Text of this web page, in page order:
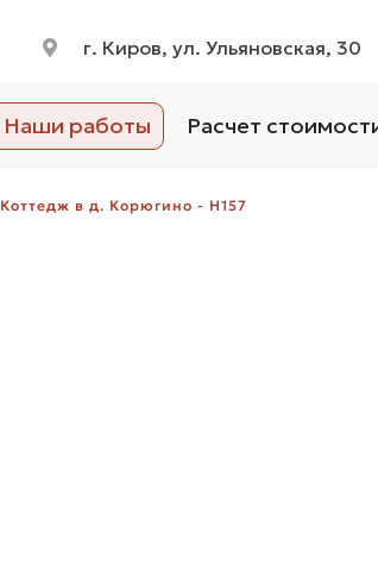
г. Киров, ул. Ульяновская, 30
Наши работы Расчет
Коттедж в д. Корюгино - H157